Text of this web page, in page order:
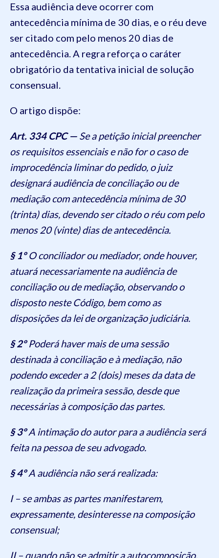
Essa audiência deve ocorrer com
antecedência mínima de 30 dias, e o réu deve
ser citado com pelo menos 20 dias de
antecedência. A regra reforça o caráter
obrigatório da tentativa inicial de solução
consensual.
O artigo dispõe:
Art. 334 CPC — Se a petição inicial preencher
os requisitos essenciais e não for o caso de
improcedência liminar do pedido, o juiz
designará audiência de conciliação ou de
mediação com antecedência mínima de 30
(trinta) dias, devendo ser citado o réu com pelo
menos 20 (vinte) dias de antecedência.
§ 1ºO conciliador ou mediador, onde houver,
atuará necessariamente na audiência de
conciliação ou de mediação, observando o
disposto neste Código, bem como as
disposições da lei de organização judiciária.
§ 2ºPoderá haver mais de uma sessão
destinada à conciliação e à mediação, não
podendo exceder a 2 (dois) meses da data de
realização da primeira sessão, desde que
necessárias à composição das partes.
§ 3ºA intimação do autor para a audiência será
feita na pessoa de seu advogado.
§ 4ºA audiência não será realizada:
I – se ambas as partes manifestarem,
expressamente, desinteresse na composição
consensual;
II – quando não se admitir a autocomposição.